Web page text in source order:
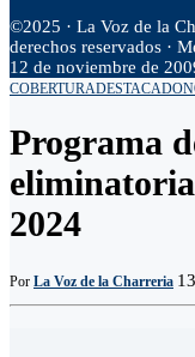
©2025 · La Voz de la
derechos reservados ·
12 de noviembre de
COBERTURADESTACADO
Programa
2024
Por La Voz de la Charreria